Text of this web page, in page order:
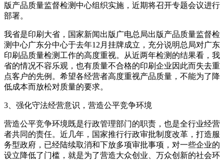
版产品质量监督检测中心组织实施，近期将召开专题会议进行
部署。
我省是印刷大省，国家新闻出版广电总局出版产品质量监督检
测中心广东分中心于去年12月挂牌成立，充分说明总局对广东
印刷品质量检测工作的高度重视。从近两年检测的结果看，我
省的情况不容乐观，也有质量不合格的印刷企业因此而失去重
点客户的先例。希望各经营者高度重视产品质量，不能为了降
低成本而放松对质量的要求。
3、强化守法经营意识，营造公平竞争环境
营造公平竞争环境既是行政管理部门的职责，也是全行业经营
者共同的责任。近几年，国家推行行政审批制度改革，打造服
务型政府，已经陆续取消和下放多项审批事项，对一些企业的
设立降低了门槛，就是为了营造大众创业、万众创新的社会环